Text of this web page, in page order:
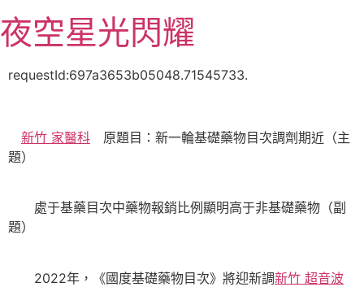
至
主
夜空星光閃耀
requestId:697a3653b05048.71545733.
新竹 家醫科 原題目：新一輪基礎藥物目次調劑期近（主
題）
處于基藥目次中藥物報銷比例顯明高于非基礎藥物（副
題）
2022年，《國度基礎藥物目次》將迎新調新竹 超音波